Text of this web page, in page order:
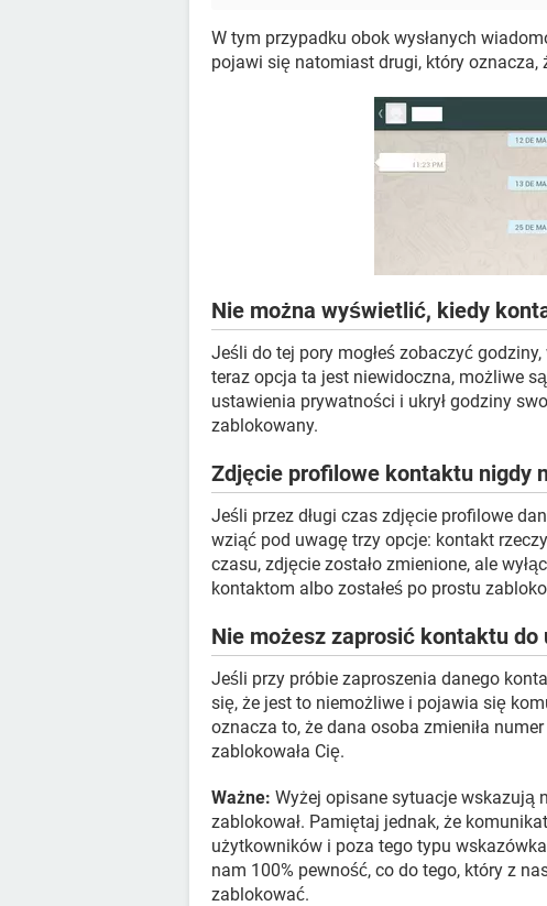
W tym przypadku obok wysłanych
pojawi się natomiast drugi, który oznacza,
Nie można wyświetlić, kiedy
Jeśli do tej pory mogłeś zobaczyć
teraz opcja ta jest niewidoczna, możliwe
ustawienia prywatności i ukrył godziny
zablokowany.
Zdjęcie profilowe kontaktu nigdy
Jeśli przez długi czas zdjęcie profilowe
wziąć pod uwagę trzy opcje: kontakt
czasu, zdjęcie zostało zmienione, ale
kontaktom albo zostałeś po prostu
Nie możesz zaprosić kontaktu do
Jeśli przy próbie zaproszenia danego
się, że jest to niemożliwe i pojawia się
oznacza to, że dana osoba zmieniła
zablokowała Cię.
Ważne: Wyżej opisane sytuacje wskazują
zablokował. Pamiętaj jednak, że
użytkowników i poza tego typu
nam 100% pewność, co do tego, który z
zablokować.